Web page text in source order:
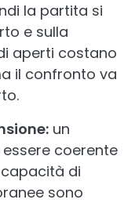
la partita si
e sulla
aperti costano
il confronto va
un
coerente
di
sono